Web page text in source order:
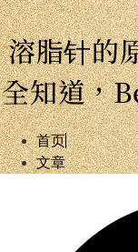
溶脂针的
全知道，
首页
文章